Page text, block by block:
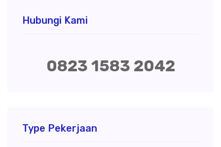
Hubungi Kami
0823 1583 2042
Type Pekerjaan